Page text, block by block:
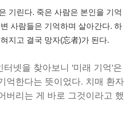
기린다. 죽은 사람은 본인을 기억
사람들은 기억하며 살아간다. 하
지고 결국 망자(忘者)가 된다.
터넷을 찾아보니 '미래 기억'은
억한다는 뜻이었다. 치매 환자
버리는 게 바로 그것이라고 했